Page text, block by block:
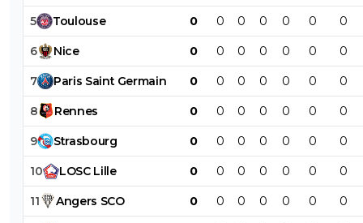
5 Toulouse 0 0 0 0 0 0 0
6 Nice 0 0 0 0 0 0 0
7 Paris Saint Germain 0 0 0 0 0 0 0
8 Rennes 0 0 0 0 0 0 0
9 Strasbourg 0 0 0 0 0 0 0
10 LOSC Lille 0 0 0 0 0 0 0
11 Angers SCO 0 0 0 0 0 0 0